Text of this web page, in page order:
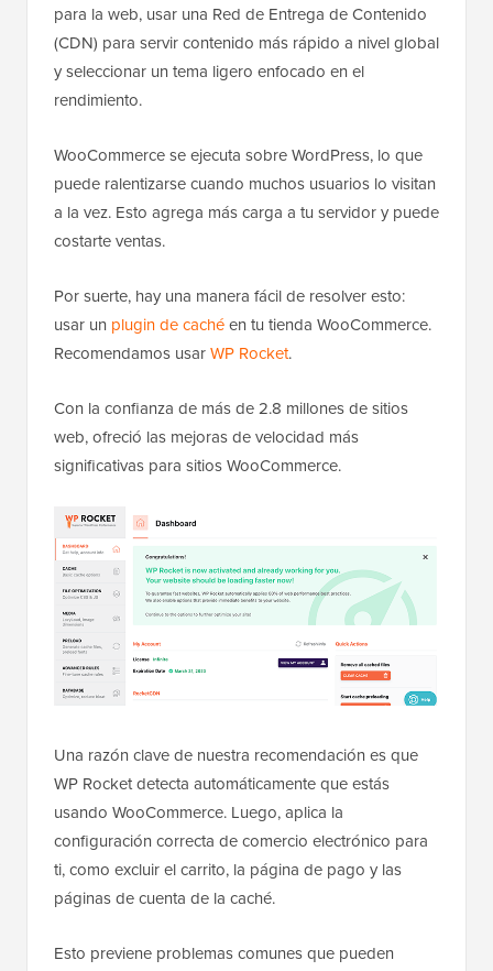
para la web, usar una Red de Entrega de Contenido
(CDN) para servir contenido más rápido a nivel global
y seleccionar un tema ligero enfocado en el
rendimiento.
WooCommerce se ejecuta sobre WordPress, lo que
puede ralentizarse cuando muchos usuarios lo visitan
a la vez. Esto agrega más carga a tu servidor y puede
costarte ventas.
Por suerte, hay una manera fácil de resolver esto:
usar un plugin de cachéen tu tienda WooCommerce.
Recomendamos usarWP Rocket.
Con la confianza de más de 2.8 millones de sitios
web, ofreció las mejoras de velocidad más
significativas para sitios WooCommerce.
Una razón clave de nuestra recomendación es que
WP Rocket detecta automáticamente que estás
usando WooCommerce. Luego, aplica la
configuración correcta de comercio electrónico para
ti, como excluir el carrito, la página de pago y las
páginas de cuenta de la caché.
Esto previene problemas comunes que pueden